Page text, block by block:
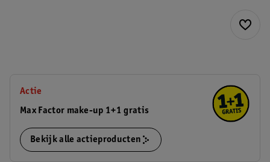
Actie
Max Factor make-up 1+1 gratis
Bekijk alle actieproducten